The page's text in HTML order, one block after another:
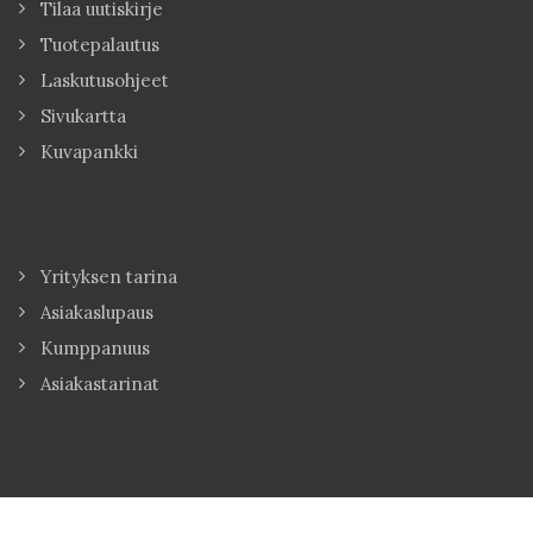
Tilaa uutiskirje
Tuotepalautus
Laskutusohjeet
Sivukartta
Kuvapankki
Yrityksen tarina
Asiakaslupaus
Kumppanuus
Asiakastarinat